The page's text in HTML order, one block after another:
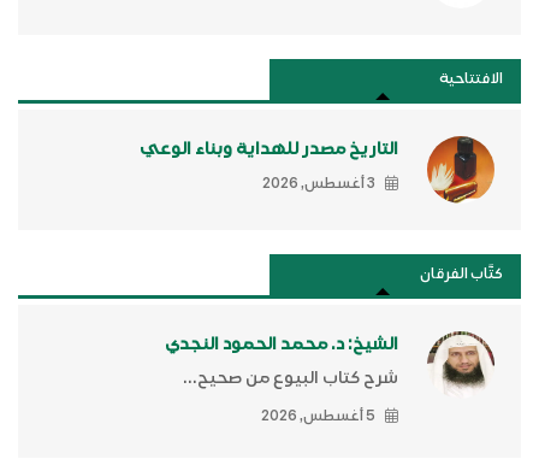
الافتتاحية
التاريخ مصدر للهداية وبناء الوعي
3 أغسطس, 2026
كتَّاب الفرقان
الشيخ: د. محمد الحمود النجدي
شرح كتاب البيوع من صحيح...
5 أغسطس, 2026